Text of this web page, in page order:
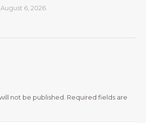
August 6, 2026
not be published. Required fields are